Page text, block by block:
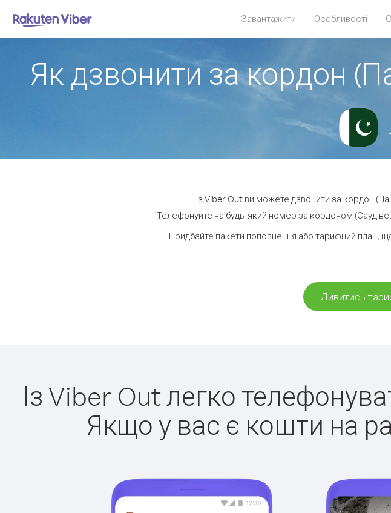
Завантажити Особливості
Як дзвонити за кордон
Із Viber Out ви можете дзвонити за кордон
Телефонуйте на будь-який номер за кордоном
Придбайте пакети поповнення або тарифний план,
Дивитись
Із Viber Out легко
Якщо у вас є кошти на